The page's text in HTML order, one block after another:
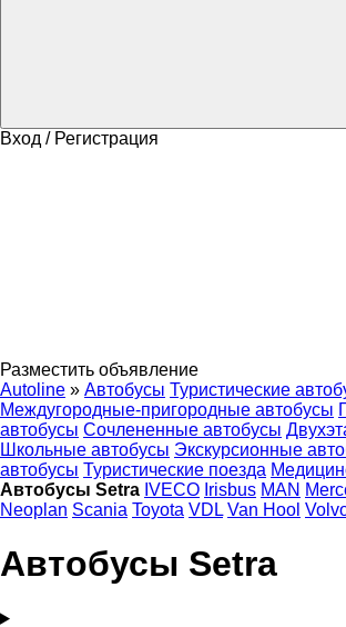
Вход / Регистрация
Разместить объявление
Autoline » Автобусы Туристические
Междугородные-пригородные автобусы
автобусы Сочлененные автобусы
Школьные автобусы Экскурсионные
автобусы Туристические поезда
Автобусы Setra IVECO Irisbus MAN
Neoplan Scania Toyota VDL Van Hool
Автобусы Setra